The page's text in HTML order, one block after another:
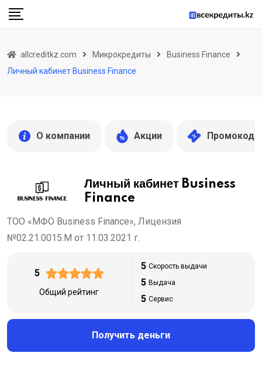
Skip
allcreditkz.com Микрокредиты
Business Finance
Личный кабинет Business Finance
О компании Акции Промокоды
Личный кабинет Business
Finance
ТОО «МФО Business Finance», Лицензия
№02.21.0015.M от 11.03.2021 г.
5
Общий рейтинг
5 Скорость выдачи
5 Выдача
5 Сервис
Получить деньги